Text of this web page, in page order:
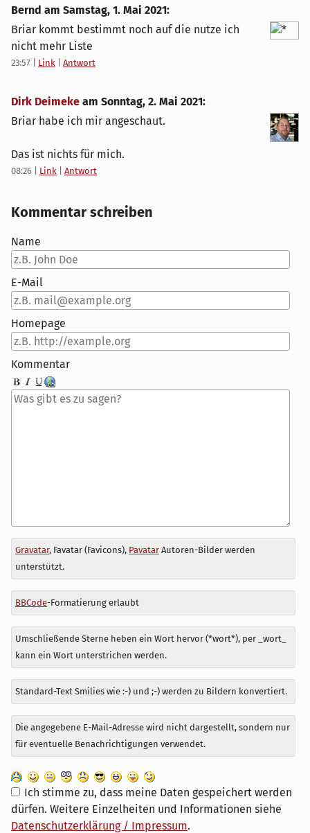
Bernd am Samstag, 1. Mai 2021:
Briar kommt bestimmt noch auf die nutze ich
nicht mehr Liste
23:57 Link Antwort
Dirk Deimeke am Sonntag, 2. Mai 2021:
Briar habe ich mir angeschaut.
Das ist nichts für mich.
08:26 Link Antwort
Kommentar schreiben
Name
E-Mail
Homepage
Kommentar
Antwort
zu
Gravatar, Favatar (Favicons), PavatarAutoren-Bilder werden
unterstützt.
BBCode-Formatierung erlaubt
Umschließende Sterne heben ein Wort hervor (*wort*), per _wort_
kann ein Wort unterstrichen werden.
Standard-Text Smilies wie :-) und ;-) werden zu Bildern konvertiert.
Die angegebene E-Mail-Adresse wird nicht dargestellt, sondern nur
für eventuelle Benachrichtigungen verwendet.
Ich stimme zu, dass meine Daten gespeichert werden
dürfen. Weitere Einzelheiten und Informationen siehe
Datenschutzerklärung / Impressum.